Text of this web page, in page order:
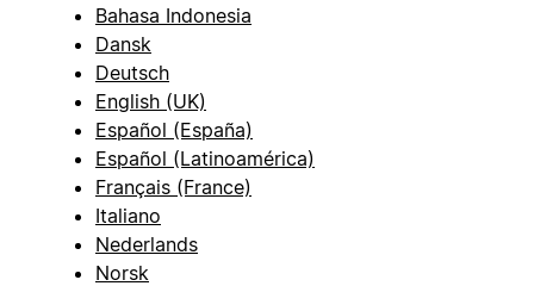
Bahasa Indonesia
Dansk
Deutsch
English (UK)
Español (España)
Español (Latinoamérica)
Français (France)
Italiano
Nederlands
Norsk